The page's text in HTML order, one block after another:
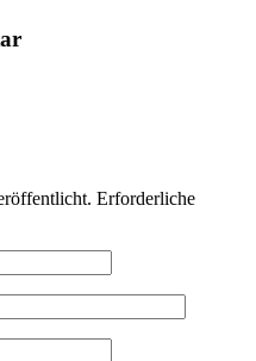
Erforderliche